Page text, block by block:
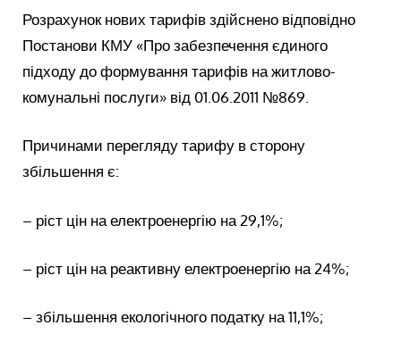
Розрахунок нових тарифів здійснено відповідно
Постанови КМУ «Про забезпечення єдиного
підходу до формування тарифів на житлово-
комунальні послуги» від 01.06.2011 №869.
Причинами перегляду тарифу в сторону
збільшення є:
– ріст цін на електроенергію на 29,1%;
– ріст цін на реактивну електроенергію на 24%;
– збільшення екологічного податку на 11,1%;